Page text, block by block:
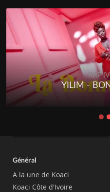
RAP
YILIM -
Général
A la une de Koaci
Koaci Côte d'Ivoire